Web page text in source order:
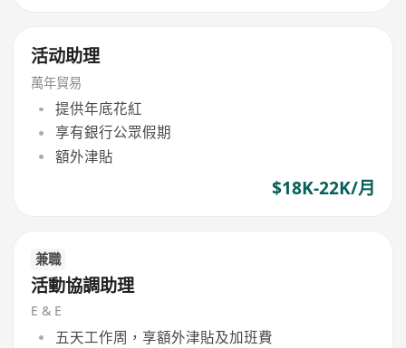
活动助理
萬年貿易
提供年底花紅
享有銀行公眾假期
額外津貼
$18K-22K/月
兼職
活動協調助理
E & E
五天工作周，享額外津貼及加班費